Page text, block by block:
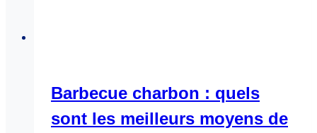
Barbecue charbon : quels
sont les meilleurs moyens de